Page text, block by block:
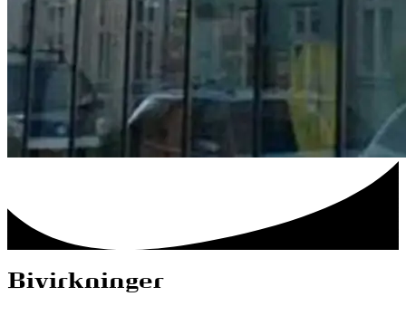
Bivirkninger